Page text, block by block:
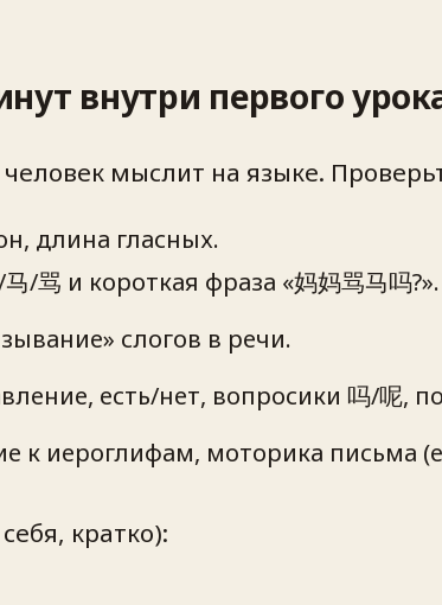
внутри первого
мыслит на языке.
длина гласных.
/骂 и короткая фраза «妈妈骂马吗?».
слогов в речи.
есть/нет, вопросики 吗/呢,
к иероглифам, моторика письма
кратко):